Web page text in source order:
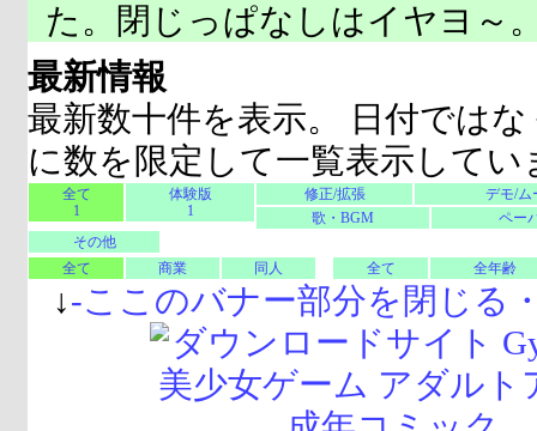
た。閉じっぱなしはイヤヨ～
最新情報
最新数十件を表示。 日付では
に数を限定して一覧表示してい
全て
1
体験版
1
修正/拡張
デモ/ム
歌・BGM
ペー
その他
全て
商業 同人 全て 全年齢
↓-ここのバナー部分を閉じる